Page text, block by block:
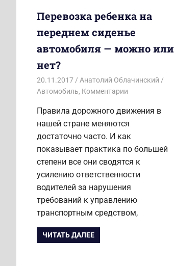
Перевозка ребенка на
переднем сиденье
автомобиля — можно или
нет?
20.11.2017
Анатолий Облачинский
Автомобиль, Комментарии
Правила дорожного движения в
нашей стране меняются
достаточно часто. И как
показывает практика по большей
степени все они сводятся к
усилению ответственности
водителей за нарушения
требований к управлению
транспортным средством,
ЧИТАТЬ ДАЛЕЕ